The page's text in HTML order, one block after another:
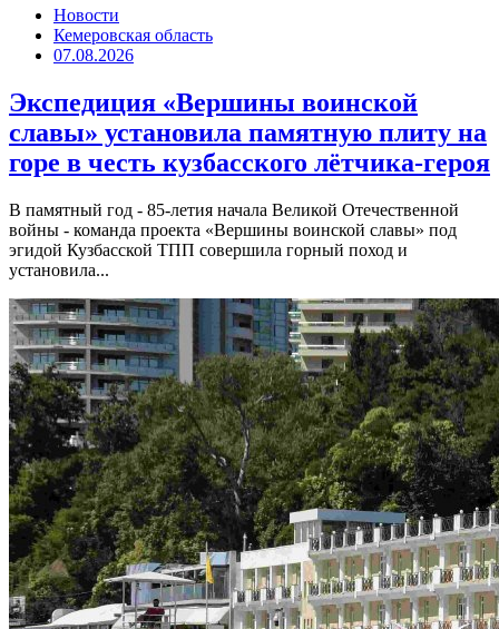
Новости
Кемеровская область
07.08.2026
Экспедиция «Вершины воинской
славы» установила памятную плиту на
горе в честь кузбасского лётчика-героя
В памятный год - 85-летия начала Великой Отечественной
войны - команда проекта «Вершины воинской славы» под
эгидой Кузбасской ТПП совершила горный поход и
установила...